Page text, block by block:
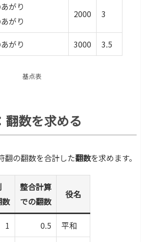
がり
がり
2000 3
がり 3000 3.5
基点表
翻数を求める
翻の翻数を合計した翻数を求めます。
数
整合計算
での翻数
役名
1 0.5
平和